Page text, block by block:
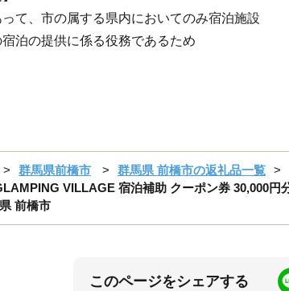
て、市の属する県内においてのみ宿泊施設
泊の提供に係る役務であるため
群馬県前橋市
群馬県 前橋市の返礼品一覧
VILLAGE 宿泊補助 クーポン券 30,000
前橋市
このページをシェアする